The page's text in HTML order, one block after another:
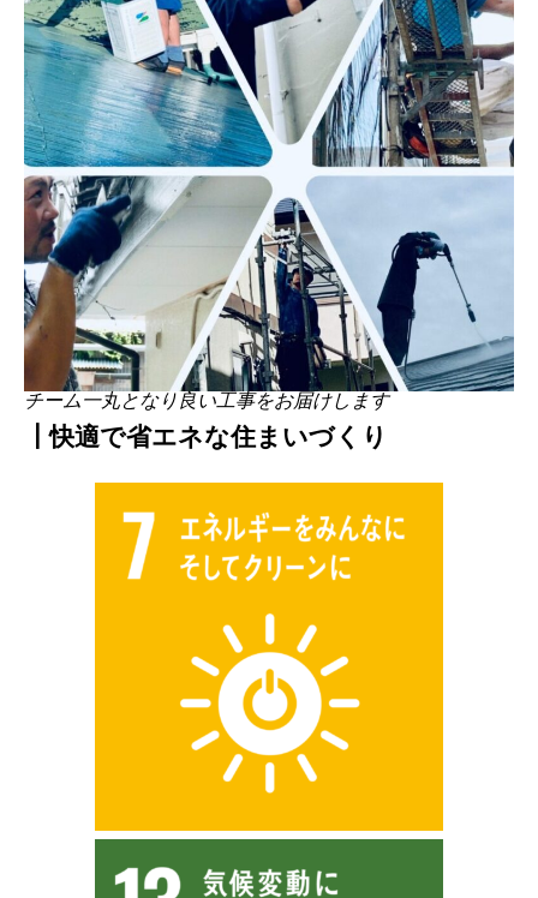
チーム一丸となり良い工事をお届けします
┃快適で省エネな住まいづくり